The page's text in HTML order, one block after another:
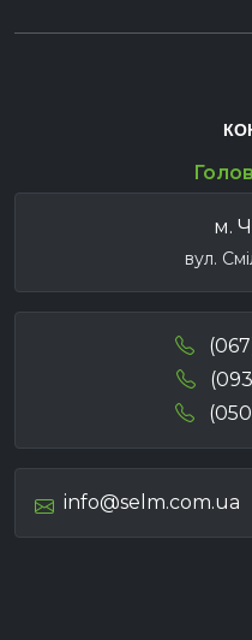
м.
вул.
info@selm.com.ua